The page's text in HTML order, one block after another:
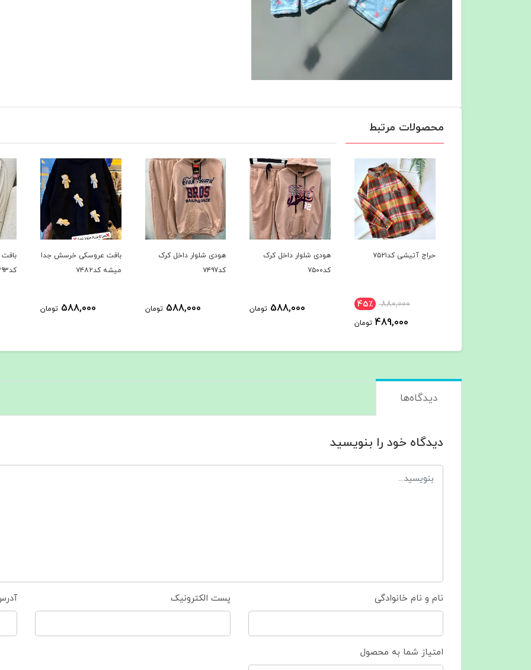
محصولات مرتبط
حراج آتیشی کد۷۵۲۱
880,000 45٪
489,000 تومان
هودی شلوار داخل کرک
کد۷۵۰۰
588,000 تومان
هودی شلوار داخل کرک
کد۷۴۹7
588,000 تومان
بافت عروسکی خرسش جدا
میشه کد۷۴۸۲
588,000 تومان
بافت
کد۷۳۹۳
دیدگاه‌ها
دیدگاه خود را بنویسید
نام و نام خانوادگی پست الکترونیک
امتیاز شما به محصول